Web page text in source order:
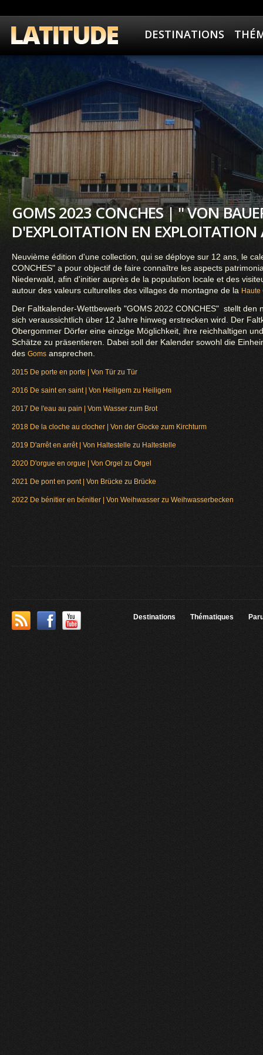
DESTINATIONS
GOMS 2023 CONCHES | " VON
D'EXPLOITATION EN EXPLOITATION
Neuvième édition d'une collection, qui se déploye sur 12 ans, le
CONCHES" a pour objectif de faire connaître les aspects
Niederwald, afin d'initier auprès de la population locale et des
autour des valeurs culturelles des villages de montagne de la Haute
Der Faltkalender-Wettbewerb "GOMS 2022 CONCHES" stellt den
sich veraussichtlich über 12 Jahre hinweg erstrecken wird. Der
Obergommer Dörfer eine einzige Möglichkeit, ihre reichhaltigen
Schätze zu präsentieren. Dabei soll der Kalender sowohl die
des Goms ansprechen.
2015 De porte en porte | Von Tür zu Tür
2016 De saint en saint | Von Heiligem zu Heiligem
2017 De l'eau au pain | Vom Wasser zum Brot
2018 De la cloche au clocher | Von der Glocke zum Kirchturm
2019 D'arrêt en arrêt | Von Haltestelle zu Haltestelle
2020 D'orgue en orgue | Von Orgel zu Orgel
2021 De pont en pont | Von Brücke zu Brücke
2022 De bénitier en bénitier | Von Weihwasser zu Weihwasserbecken
Destinations Thématiques